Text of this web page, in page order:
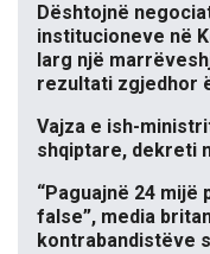
Dështojnë
institucioneve në
larg një
rezultati zgjedhor
Vajza e ish-
shqiptare, dekreti
“Paguajnë 24 mijë
false”, media
kontrabandistëve